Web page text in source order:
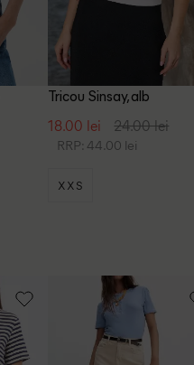
Tricou Sinsay, alb
18.00 lei 24.00 lei
RRP: 44.00 lei
XXS